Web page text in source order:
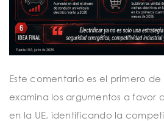
Este comentario es el primero de
examina los argumentos a favor
en la UE, identificando la